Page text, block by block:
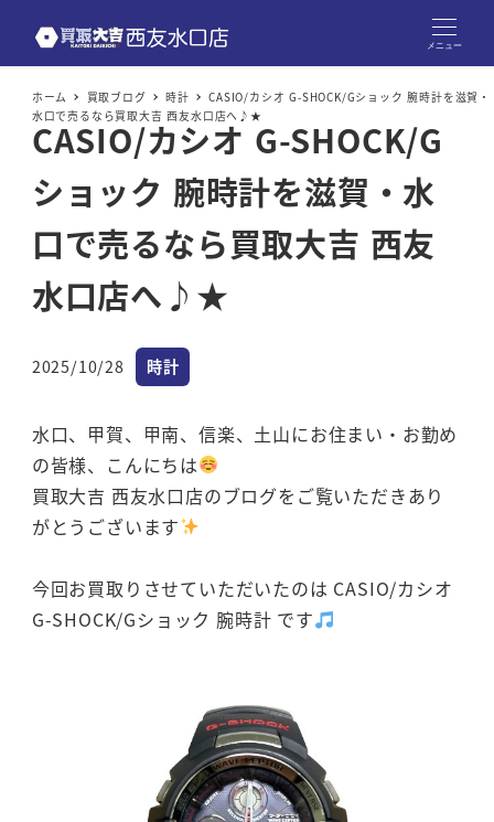
メニュー
ホーム 買取ブログ 時計
CASIO/カシオ G-SHOCK/Gショック 腕時計を滋賀・
水口で売るなら買取大吉 西友水口店へ♪★
CASIO/カシオ G-SHOCK/G
ショック 腕時計を滋賀・水
口で売るなら買取大吉 西友
水口店へ♪★
投稿日
2025/10/28 カテゴリー
時計
水口、甲賀、甲南、信楽、土山にお住まい・お勤め
の皆様、こんにちは
買取大吉 西友水口店のブログをご覧いただきあり
がとうございます
今回お買取りさせていただいたのは CASIO/カシオ
G-SHOCK/Gショック 腕時計 です